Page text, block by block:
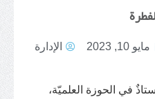
مايو 10, 2023
الإدارة
في الحوزة العلميّة،